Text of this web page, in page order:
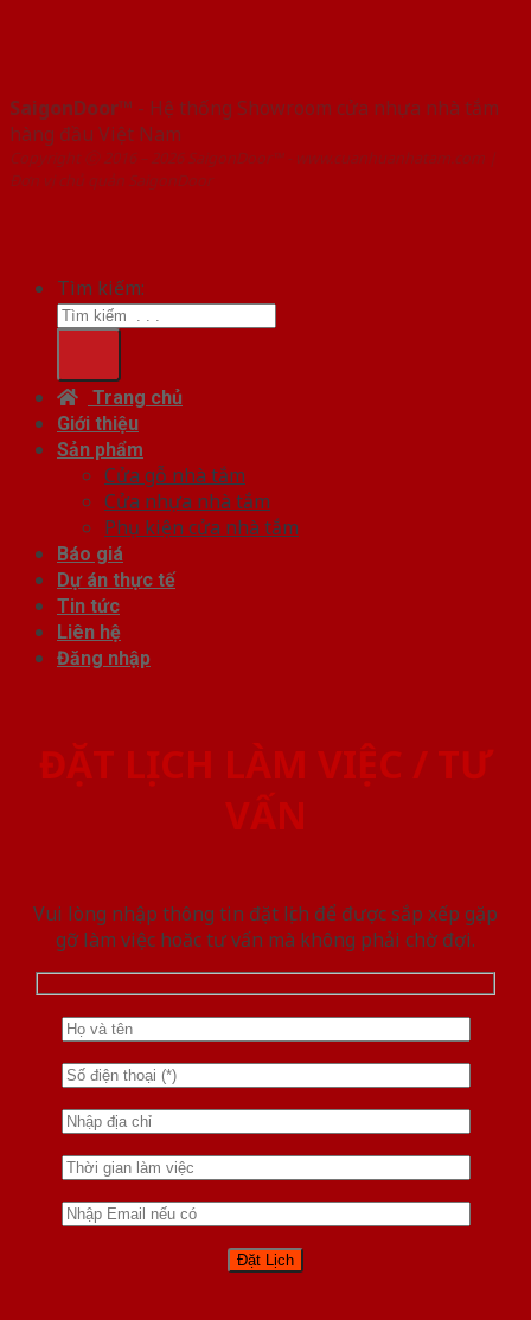
SaigonDoor™ - Hệ thống Showroom cửa nhựa nhà tắm
hàng đầu Việt Nam
Copyright ⓒ 2016 – 2026 SaigonDoor™ - www.cuanhuanhatam.com |
Đơn vị chủ quản SaigonDoor
Tìm kiếm:
Trang chủ
Giới thiệu
Sản phẩm
Cửa gỗ nhà tắm
Cửa nhựa nhà tắm
Phụ kiện cửa nhà tắm
Báo giá
Dự án thực tế
Tin tức
Liên hệ
Đăng nhập
ĐẶT LỊCH LÀM VIỆC / TƯ
VẤN
Vui lòng nhập thông tin đặt lịch để được sắp xếp gặp
gỡ làm việc hoăc tư vấn mà không phải chờ đợi.